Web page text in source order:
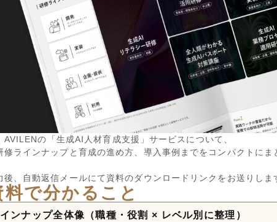
AVILENの「生成AI人材育成支援」サービスについて、
修ラインナップと育成の進め方、導入事例までをコンパクトにま
後、自動返信メールにて資料のダウンロードリンクをお送りしま
料で分かること
ンナップ全体像（職種・役割 × レベル別に整理）